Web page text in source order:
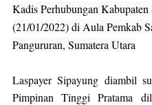
Kadis Perhubungan Kabupaten
(21/01/2022) di Aula Pemkab
Pangururan, Sumatera Utara
Laspayer Sipayung diambil
Pimpinan Tinggi Pratama